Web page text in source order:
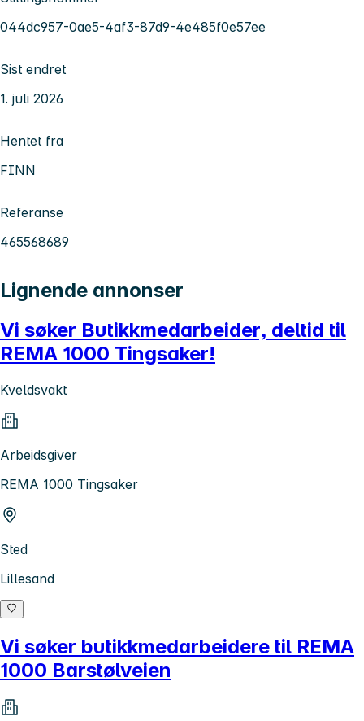
044dc957-0ae5-4af3-87d9-4e485f0e57ee
Sist endret
1. juli 2026
Hentet fra
FINN
Referanse
465568689
Lignende annonser
Vi søker Butikkmedarbeider, deltid til
REMA 1000 Tingsaker!
Kveldsvakt
Arbeidsgiver
REMA 1000 Tingsaker
Sted
Lillesand
Vi søker butikkmedarbeidere til REMA
1000 Barstølveien